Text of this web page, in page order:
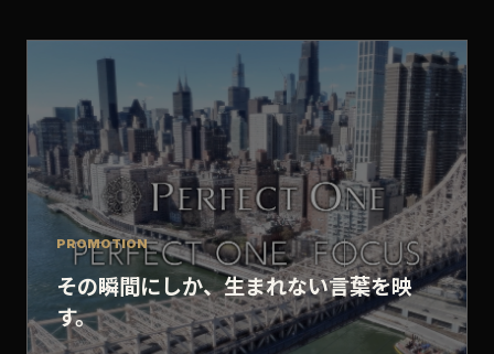
PROMOTION
その瞬間にしか、生まれない言葉を映
す。